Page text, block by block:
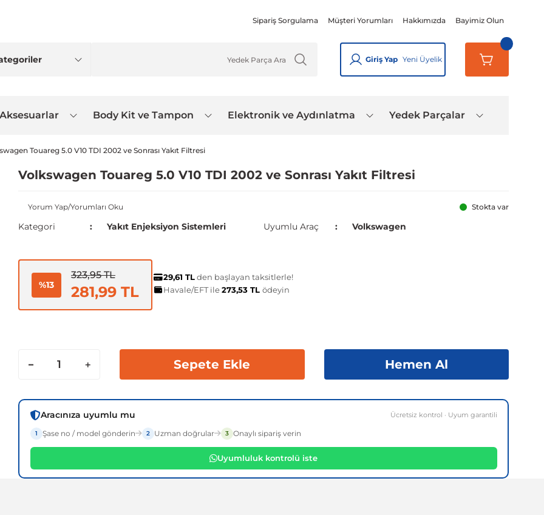
Sipariş Sorgulama Müşteri Yorumları Hakkımızda Bayimiz Olun
Giriş Yap Yeni Üyelik
Aksesuarlar Body Kit ve Tampon Elektronik ve Aydınlatma Yedek Parçalar
Touareg 5.0 V10 TDI 2002 ve Sonrası Yakıt Filtresi
Volkswagen Touareg 5.0 V10 TDI 2002 ve Sonrası Yakıt Filtresi
Yorum Yap/Yorumları Oku Stokta var
Kategori Yakıt Enjeksiyon Sistemleri Uyumlu Araç Volkswagen
%13
323,95 TL
281,99 TL
29,61 TLden başlayan taksitlerle!
Havale/EFT ile273,53 TL ödeyin
Sepete Ekle Hemen Al
Aracınıza uyumlu mu Ücretsiz kontrol · Uyum garantili
1 Şase no / model gönderin 2 Uzman doğrular 3 Onaylı sipariş verin
Uyumluluk kontrolü iste